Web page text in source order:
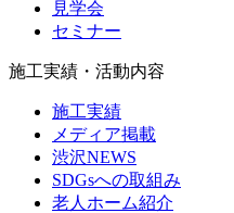
見学会
セミナー
施工実績・活動内容
施工実績
メディア掲載
渋沢NEWS
SDGsへの取組み
老人ホーム紹介